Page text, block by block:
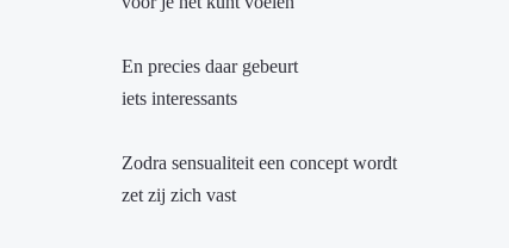
En precies daar gebeurt
iets interessants
Zodra sensualiteit een concept wordt
zet zij zich vast